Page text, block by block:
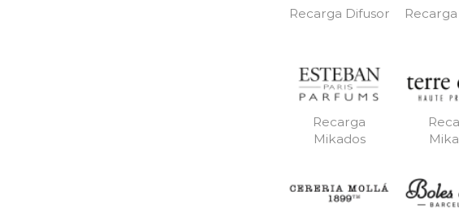
Recarga Difusor
Recarga
Mikados